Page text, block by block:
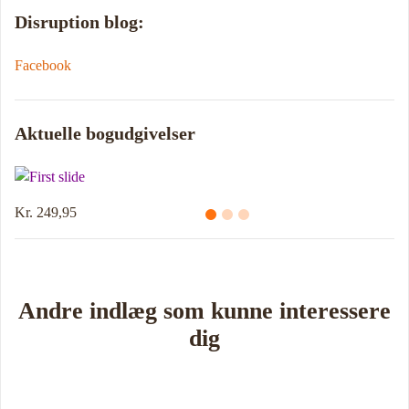
Disruption blog:
Facebook
Aktuelle bogudgivelser
Kr. 249,95
Andre indlæg som kunne interessere
dig